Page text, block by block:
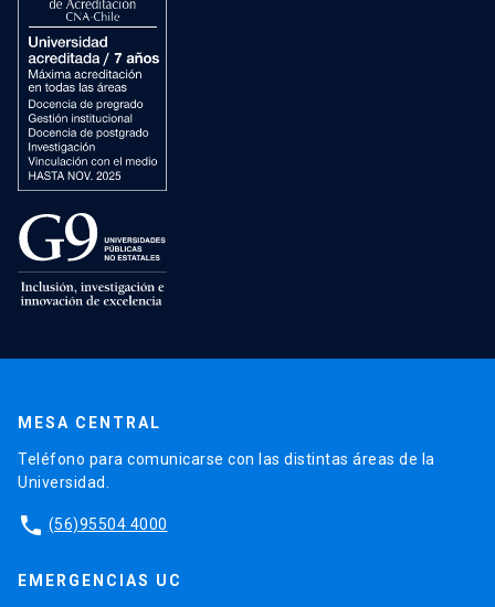
MESA CENTRAL
Teléfono para comunicarse con las distintas áreas de la
Universidad.
phone (56)95504 4000
EMERGENCIAS UC